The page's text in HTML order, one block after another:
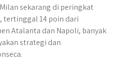
sekarang di peringkat
tertinggal 14 poin dari
Atalanta dan Napoli, banyak
strategi dan